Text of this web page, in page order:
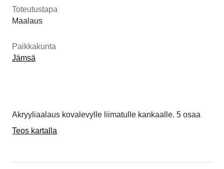
Toteutustapa
Maalaus
Paikkakunta
Jämsä
Akryyliaalaus kovalevylle liimatulle kankaalle. 5 osaa
Teos kartalla